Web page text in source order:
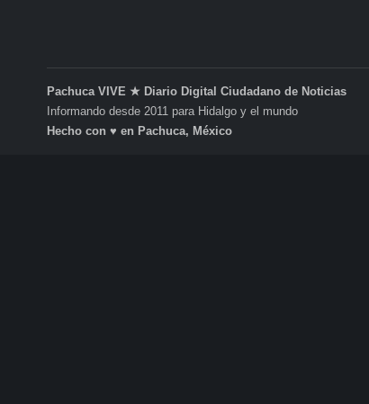
Pachuca VIVE ★ Diario Digital Ciudadano de Noticias
Informando desde 2011 para Hidalgo y el mundo
Hecho con ♥ en Pachuca, México